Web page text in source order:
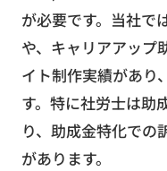
が必要です。当社で
や、キャリアアップ
イト制作実績があり
す。特に社労士は助
り、助成金特化での
があります。